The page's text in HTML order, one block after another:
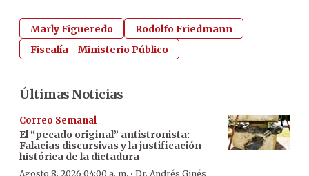
Marly Figueredo
Rodolfo Friedmann
Fiscalía - Ministerio Público
Últimas Noticias
Correo Semanal
El “pecado original” antistronista:
Falacias discursivas y la justificación
histórica de la dictadura
Agosto 8, 2026 04:00 a. m. Dr. Andrés Ginés